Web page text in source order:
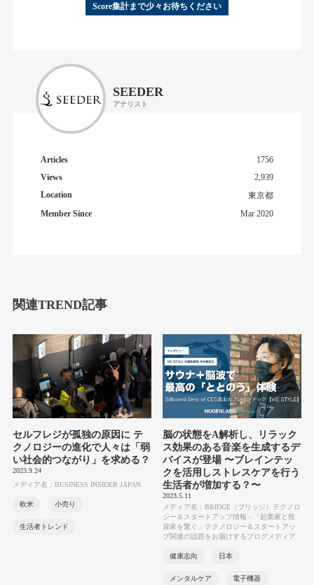
Score集計まで少々お待ちください
SEEDER
アナリスト
Articles
1756
Views
2,939
Location
東京都
Member Since
Mar 2020
関連TREND記事
セルフレジが孤独の原因に テ
クノロジーの進化で人々は「弱
い社会的つながり」を求める？
2023.9.24
メディア名：BUSINESS INSIDER JAPAN
欧米 小売り
生活者トレンド
脳の状態をA解析し、リラック
ス効果のある音楽を生成するデ
バイスが登場 〜ブレインテッ
クを活用しストレスケアを行う
生活者が増加する？〜
2023.5.11
メディア名：BRIDGE（ブリッジ）テクノロ
ジー＆スタートアップ情報 - 「起業家と投
資家を繋ぐ」テクノロジー＆スタートアッ
プ関連の話題をお届けするブログメディア
健康志向 日本
メンタルケア 電子機器